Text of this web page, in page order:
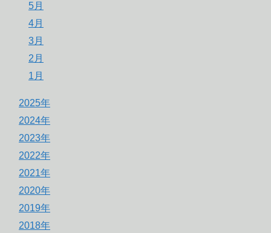
5月
4月
3月
2月
1月
2025年
2024年
2023年
2022年
2021年
2020年
2019年
2018年